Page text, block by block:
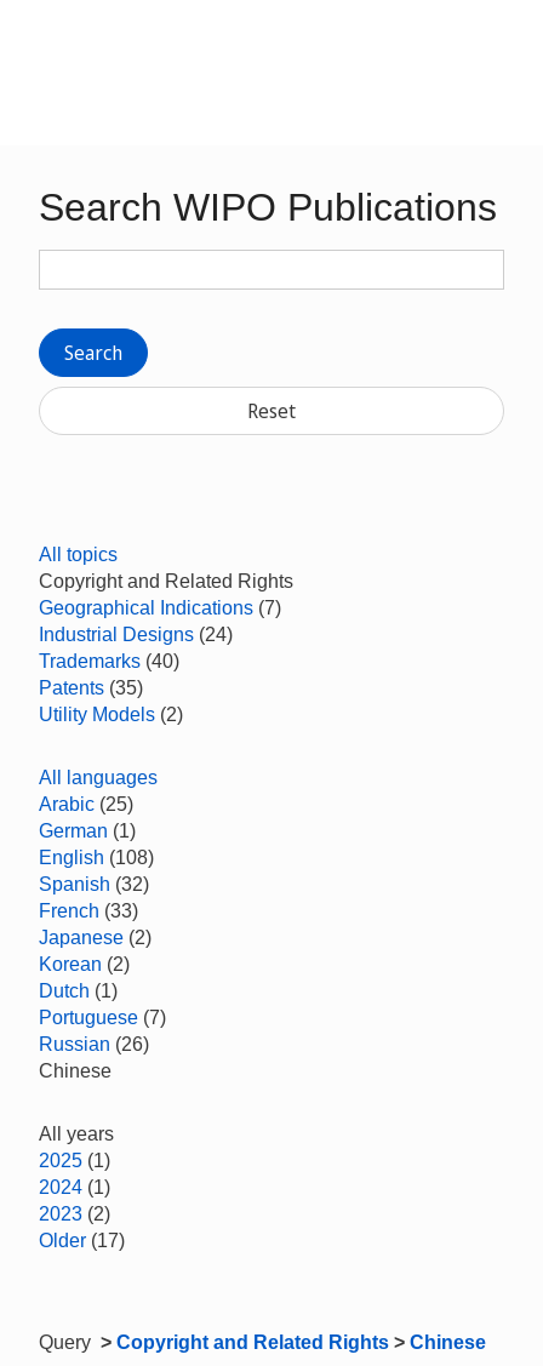
Search WIPO Publications
Search
Reset
All topics
Copyright and Related Rights
Geographical Indications (7)
Industrial Designs (24)
Trademarks (40)
Patents (35)
Utility Models (2)
All languages
Arabic (25)
German (1)
English (108)
Spanish (32)
French (33)
Japanese (2)
Korean (2)
Dutch (1)
Portuguese (7)
Russian (26)
Chinese
All years
2025 (1)
2024 (1)
2023 (2)
Older (17)
Query > Copyright and Related Rights > Chinese